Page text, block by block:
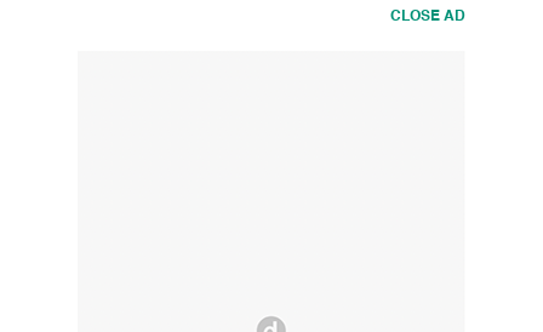
CLOSE AD